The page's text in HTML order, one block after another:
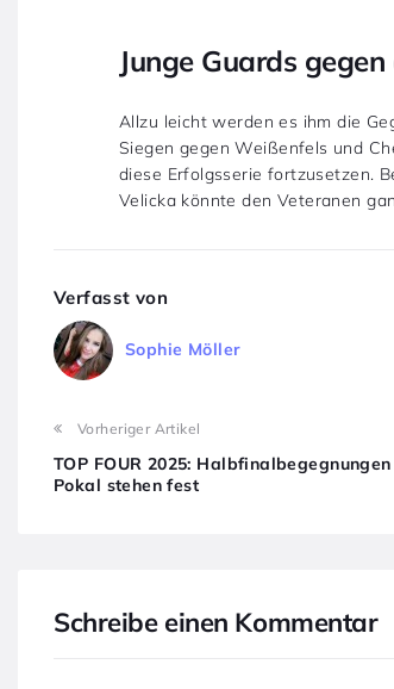
Junge Guards
Allzu leicht werden es ihm die
Siegen gegen Weißenfels und
diese Erfolgsserie fortzusetzen.
Velicka könnte den Veteranen
Verfasst von
Sophie Möller
Vorheriger Artikel
TOP FOUR 2025:
Pokal stehen fest
Schreibe einen Kommentar